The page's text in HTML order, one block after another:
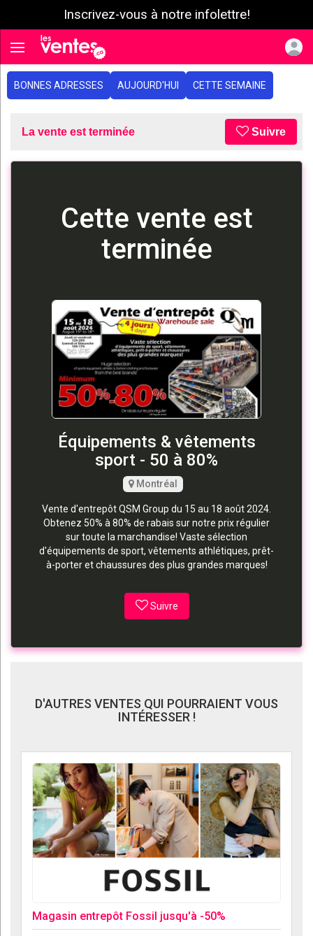
Inscrivez-vous à notre infolettre!
Toggle navigation
BONNES ADRESSES AUJOURD'HUI CETTE SEMAINE
La vente est terminée Suivre
Cette vente est
terminée
Équipements & vêtements
sport - 50 à 80%
Montréal
Vente d'entrepôt QSM Group du 15 au 18 août 2024.
Obtenez 50% à 80% de rabais sur notre prix régulier
sur toute la marchandise! Vaste sélection
d'équipements de sport, vêtements athlétiques, prêt-
à-porter et chaussures des plus grandes marques!
Suivre
D'AUTRES VENTES QUI POURRAIENT VOUS
INTÉRESSER !
Magasin entrepôt Fossil jusqu'à -50%